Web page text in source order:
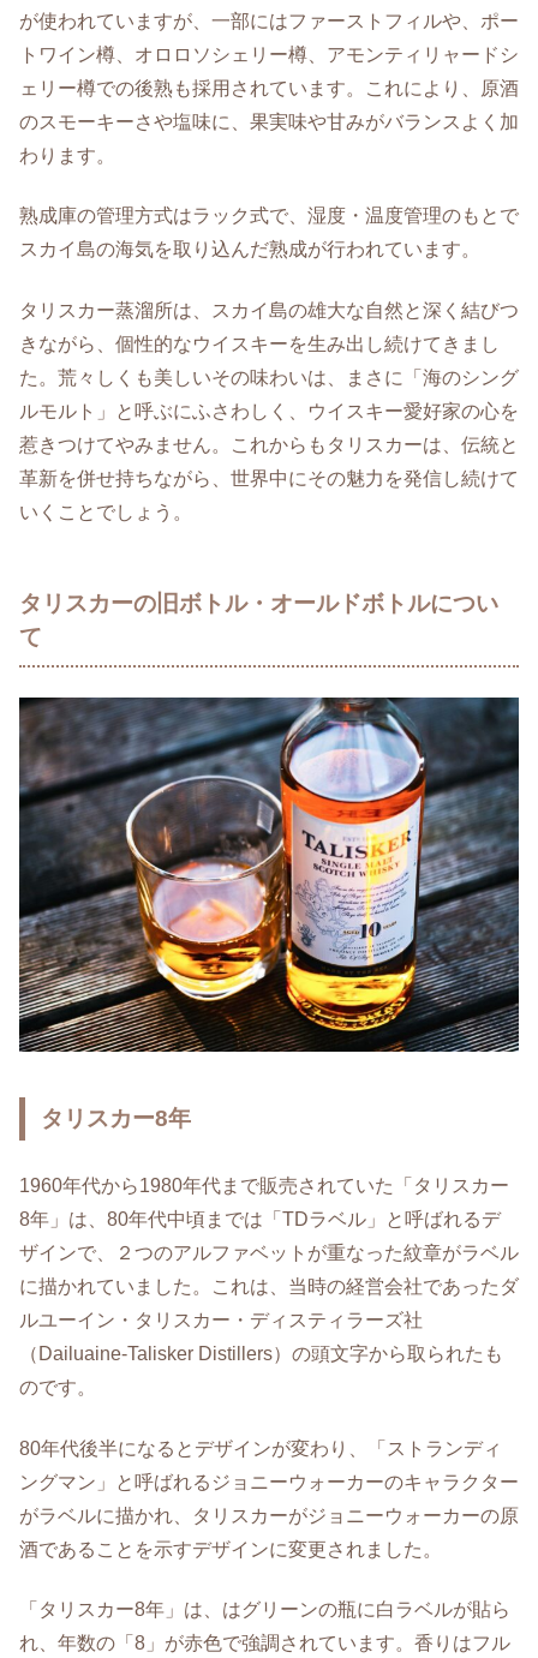
が使われていますが、一部にはファーストフィルや、ポー
トワイン樽、オロロソシェリー樽、アモンティリャードシ
ェリー樽での後熟も採用されています。これにより、原酒
のスモーキーさや塩味に、果実味や甘みがバランスよく加
わります。
熟成庫の管理方式はラック式で、湿度・温度管理のもとで
スカイ島の海気を取り込んだ熟成が行われています。
タリスカー蒸溜所は、スカイ島の雄大な自然と深く結びつ
きながら、個性的なウイスキーを生み出し続けてきまし
た。荒々しくも美しいその味わいは、まさに「海のシング
ルモルト」と呼ぶにふさわしく、ウイスキー愛好家の心を
惹きつけてやみません。これからもタリスカーは、伝統と
革新を併せ持ちながら、世界中にその魅力を発信し続けて
いくことでしょう。
タリスカーの旧ボトル・オールドボトルについ
て
タリスカー8年
1960年代から1980年代まで販売されていた「タリスカー
8年」は、80年代中頃までは「TDラベル」と呼ばれるデ
ザインで、２つのアルファベットが重なった紋章がラベル
に描かれていました。これは、当時の経営会社であったダ
ルユーイン・タリスカー・ディスティラーズ社
（Dailuaine-Talisker Distillers）の頭文字から取られたも
のです。
80年代後半になるとデザインが変わり、「ストランディ
ングマン」と呼ばれるジョニーウォーカーのキャラクター
がラベルに描かれ、タリスカーがジョニーウォーカーの原
酒であることを示すデザインに変更されました。
「タリスカー8年」は、はグリーンの瓶に白ラベルが貼ら
れ、年数の「8」が赤色で強調されています。香りはフル